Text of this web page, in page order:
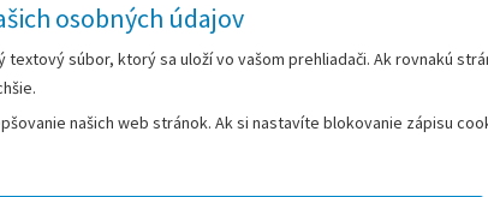
osobných údajov
súbor, ktorý sa uloží vo vašom prehliadači. Ak rovnakú
našich web stránok. Ak si nastavíte blokovanie zápisu
Email:mesto@leopoldov.sk